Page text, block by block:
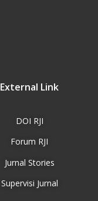
External Link
DOI RJI
Forum RJI
Jurnal Stories
Supervisi Jurnal